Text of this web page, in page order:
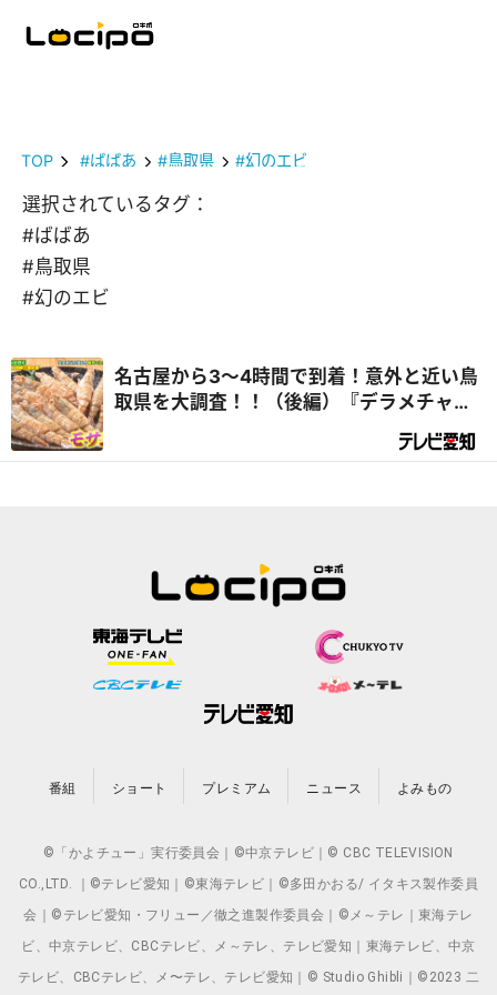
TOP #ばばあ #鳥取県 #幻のエビ
選択されているタグ：
#ばばあ
#鳥取県
#幻のエビ
名古屋から3～4時間で到着！意外と近い鳥
取県を大調査！！（後編）『デラメチャ気
番組 ショート プレミアム ニュース よみもの
©「かよチュー」実行委員会｜©中京テレビ｜© CBC TELEVISION
CO.,LTD. ｜©テレビ愛知｜©東海テレビ｜©多田かおる/ イタキス製作委員
会｜©テレビ愛知・フリュー／徹之進製作委員会｜©メ～テレ｜東海テレ
ビ、中京テレビ、CBCテレビ、メ～テレ、テレビ愛知｜東海テレビ、中京
テレビ、CBCテレビ、メ〜テレ、テレビ愛知｜© Studio Ghibli｜©2023 二